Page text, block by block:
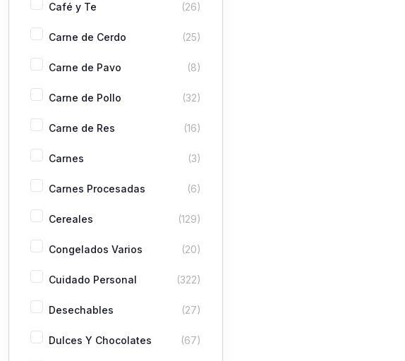
Café y Te (26)
Carne de Cerdo (25)
Carne de Pavo (8)
Carne de Pollo (32)
Carne de Res (16)
Carnes (3)
Carnes Procesadas (6)
Cereales (129)
Congelados Varios (20)
Cuidado Personal (322)
Desechables (27)
Dulces Y Chocolates (67)